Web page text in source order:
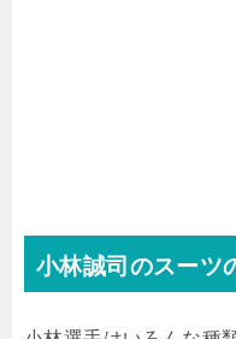
小林誠司のスーツ